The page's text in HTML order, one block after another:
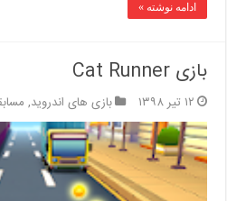
ادامه نوشته »
بازی Cat Runner
۱۲ تیر ۱۳۹۸ بازی های اندروید,